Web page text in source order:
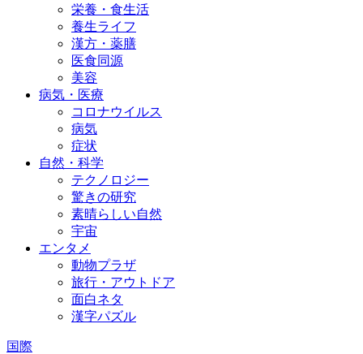
栄養・食生活
養生ライフ
漢方・薬膳
医食同源
美容
病気・医療
コロナウイルス
病気
症状
自然・科学
テクノロジー
驚きの研究
素晴らしい自然
宇宙
エンタメ
動物プラザ
旅行・アウトドア
面白ネタ
漢字パズル
国際